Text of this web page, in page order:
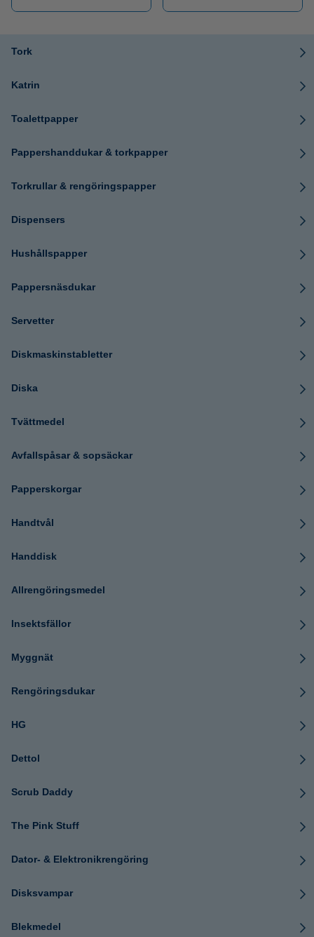
Tork
Katrin
Toalettpapper
Pappershanddukar & torkpapper
Torkrullar & rengöringspapper
Dispensers
Hushållspapper
Pappersnäsdukar
Servetter
Diskmaskinstabletter
Diska
Tvättmedel
Avfallspåsar & sopsäckar
Papperskorgar
Handtvål
Handdisk
Allrengöringsmedel
Insektsfällor
Myggnät
Rengöringsdukar
HG
Dettol
Scrub Daddy
The Pink Stuff
Dator- & Elektronikrengöring
Disksvampar
Blekmedel